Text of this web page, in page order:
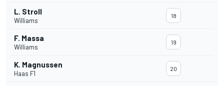
L. Stroll
Williams
18
F. Massa
Williams
19
K. Magnussen
Haas F1
20